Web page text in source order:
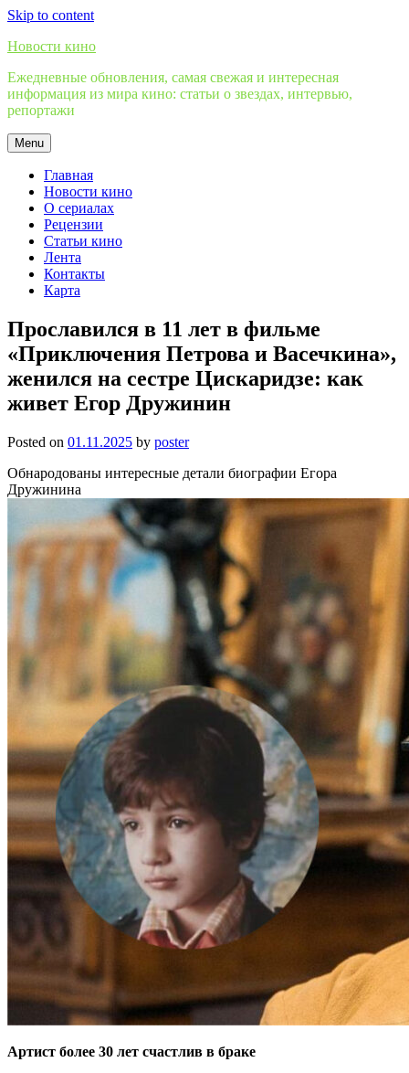
Skip to content
Новости кино
Ежедневные обновления, самая свежая и интересная
информация из мира кино: статьи о звездах, интервью,
репортажи
Menu
Главная
Новости кино
О сериалах
Рецензии
Статьи кино
Лента
Контакты
Карта
Прославился в 11 лет в фильме
«Приключения Петрова и Васечкина»,
женился на сестре Цискаридзе: как
живет Егор Дружинин
Posted on 01.11.2025 by poster
Обнародованы интересные детали биографии Егора
Дружинина
Артист более 30 лет счастлив в браке